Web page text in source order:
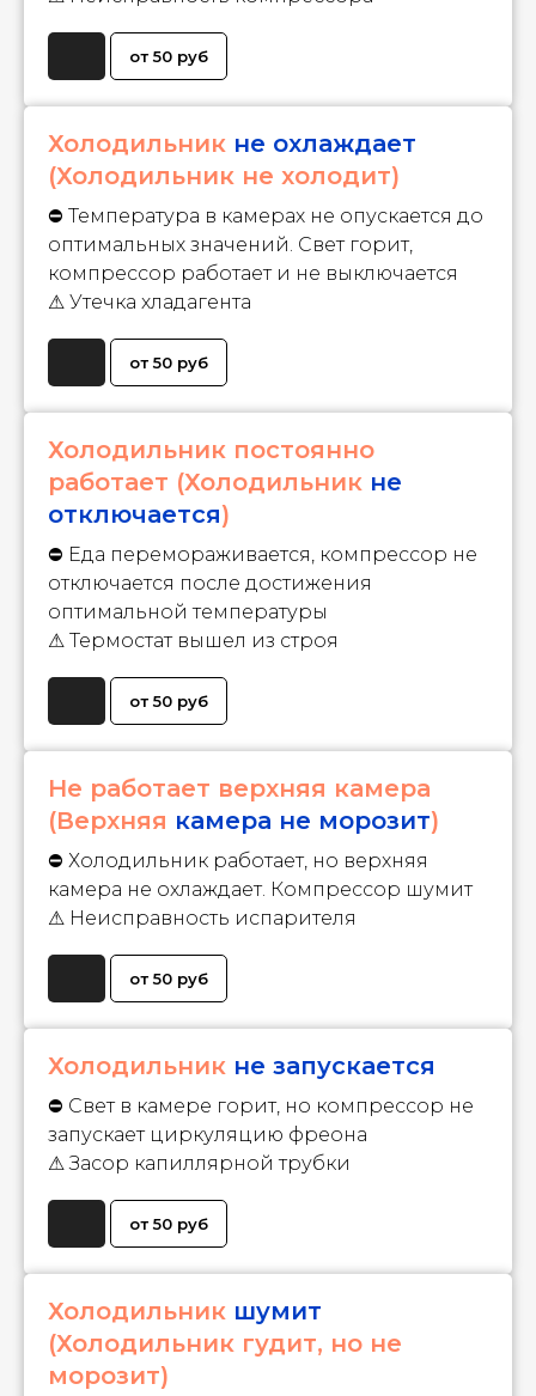
от 50 руб
Холодильник не охлаждает
(Холодильник не холодит)
⛔ Температура в камерах не опускается до
оптимальных значений. Свет горит,
компрессор работает и не выключается
⚠ Утечка хладагента
от 50 руб
Холодильник постоянно
работает (Холодильник не
отключается)
⛔ Еда перемораживается, компрессор не
отключается после достижения
оптимальной температуры
⚠ Термостат вышел из строя
от 50 руб
Не работает верхняя камера
(Верхняя камера не морозит)
⛔ Холодильник работает, но верхняя
камера не охлаждает. Компрессор шумит
⚠ Неисправность испарителя
от 50 руб
Холодильник не запускается
⛔ Свет в камере горит, но компрессор не
запускает циркуляцию фреона
⚠ Засор капиллярной трубки
от 50 руб
Холодильник шумит
(Холодильник гудит, но не
морозит)